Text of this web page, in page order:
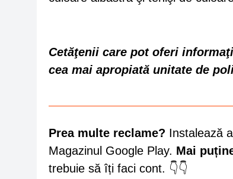
Cetăţenii care pot oferi
cea mai apropiată unitate de
Prea multe reclame? Instalează
Magazinul Google Play. Mai
trebuie să îți faci cont. 👇👇